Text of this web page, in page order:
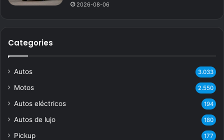
2026-08-06
Categories
Autos 3.033
Motos 2.550
Autos eléctricos 194
Autos de lujo 180
Pickup 177